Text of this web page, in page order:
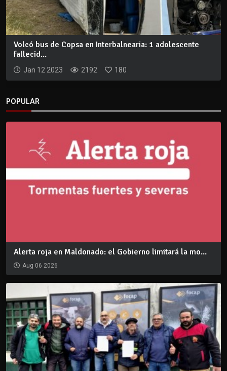
Volcó bus de Copsa en Interbalnearia: 1 adolescente
fallecid...
Jan 12 2023 2192 180
POPULAR
Alerta roja en Maldonado: el Gobierno limitará la mo...
Aug 06 2026